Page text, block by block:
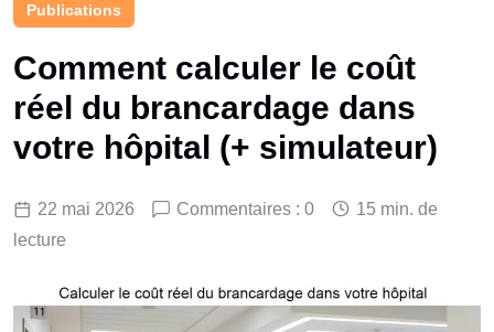
Publications
Comment calculer le coût
réel du brancardage dans
votre hôpital (+ simulateur)
22 mai 2026 Commentaires : 0
15 min. de
lecture